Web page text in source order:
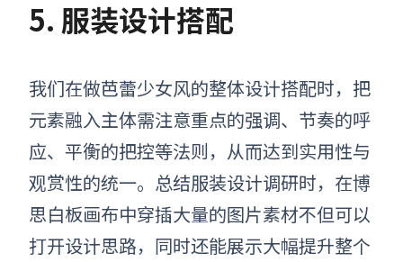
5. 服装设计搭配
我们在做芭蕾少女风的整体设计搭配时，把
元素融入主体需注意重点的强调、节奏的呼
应、平衡的把控等法则，从而达到实用性与
观赏性的统一。 总结服装设计调研时，在博
思白板画布中穿插大量的图片素材不但可以
打开设计思路，同时还能展示大幅提升整个